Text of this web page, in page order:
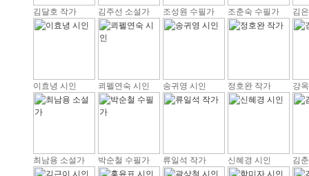
김달호 작가 김주선 소설가 조성원 수필가 조춘숙 수필가 김
이효녕 시인 쾨펠연숙 시인 송귀영 시인 정호완 작가 강
최남용 소설가 박순철 수필가 류일석 작가 신혜경 시인 김